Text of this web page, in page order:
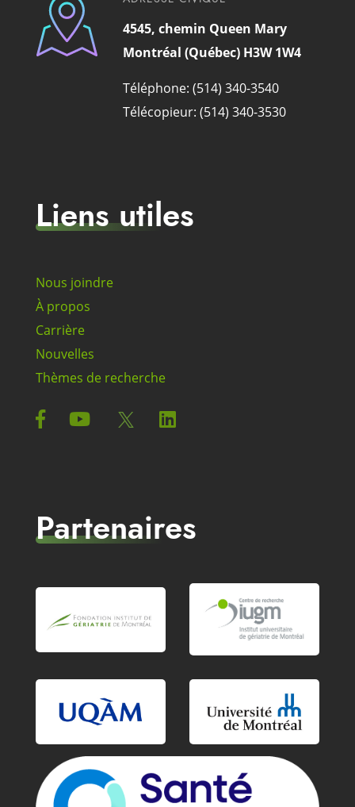
4545, chemin Queen Mary
Montréal (Québec) H3W 1W4
Téléphone: (514) 340-3540
Télécopieur: (514) 340-3530
Liens utiles
Nous joindre
À propos
Carrière
Nouvelles
Thèmes de recherche
Partenaires